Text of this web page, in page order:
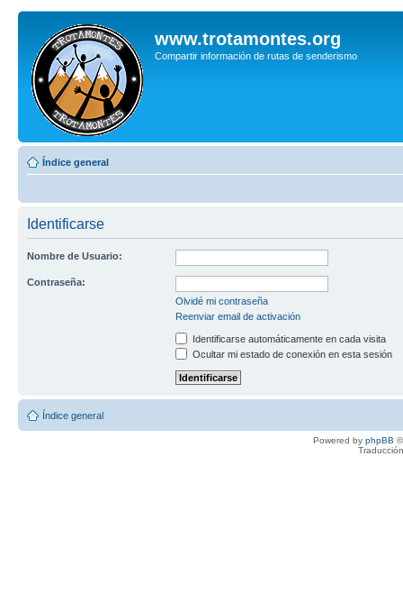
www.trotamontes.org
Compartir información de rutas de senderismo
Índice general
Identificarse
Nombre de Usuario:
Contraseña:
Olvidé mi contraseña
Reenviar email de activación
Identificarse automáticamente en cada visita
Ocultar mi estado de conexión en esta sesión
Índice general
Powered by phpBB